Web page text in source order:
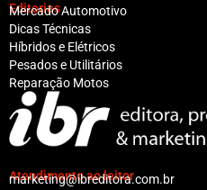
Editorias
Mercado Automotivo
Dicas Técnicas
Híbridos e Elétricos
Pesados e Utilitários
Reparação Motos
Atendimento ao leitor
marketing@ibreditora.com.br